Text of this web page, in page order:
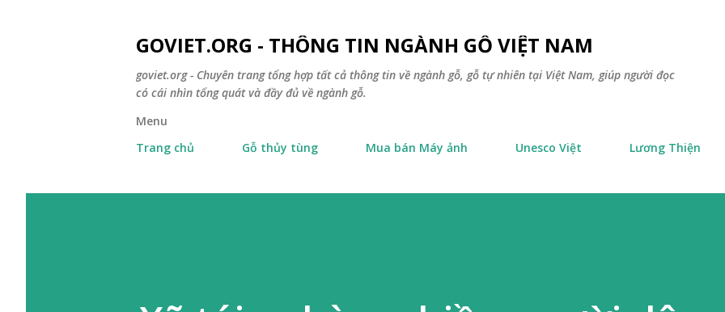
GOVIET.ORG - THÔNG TIN NGÀNH GỖ VIỆT NAM
goviet.org - Chuyên trang tổng hợp tất cả thông tin về ngành gỗ, gỗ tự nhiên tại Việt Nam, giúp người đọc
có cái nhìn tổng quát và đầy đủ về ngành gỗ.
Menu
Trang chủ
Gỗ thủy tùng Mua bán Máy ảnh Unesco Việt Lương Thiện